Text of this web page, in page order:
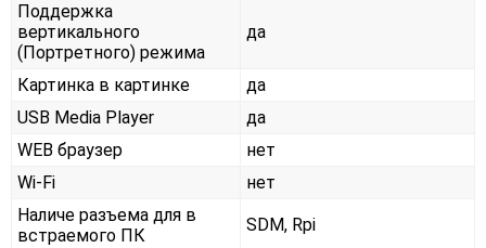
Поддержка
вертикального
(Портретного) режима
да
Картинка в картинке
да
USB Media Player
да
WEB браузер
нет
Wi-Fi
нет
Наличе разъема для в
встраемого ПК
SDM, Rpi